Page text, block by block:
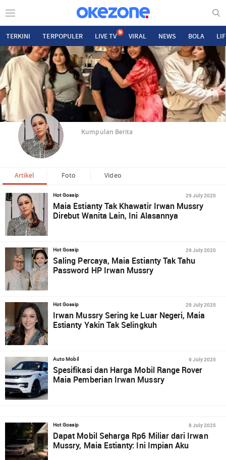
TERKINI TERPOPULER LIVE TV N VIRAL NEWS BOLA
Kumpulan Berita
Artikel Foto Video
Hot Gossip 29 July 2025
Maia Estianty Tak Khawatir Irwan Mussry
Direbut Wanita Lain, Ini Alasannya
Hot Gossip 29 July 2025
Saling Percaya, Maia Estianty Tak Tahu
Password HP Irwan Mussry
Hot Gossip 29 July 2025
Irwan Mussry Sering ke Luar Negeri, Maia
Estianty Yakin Tak Selingkuh
Auto Mobil 9 July 2025
Spesifikasi dan Harga Mobil Range Rover
Maia Pemberian Irwan Mussry
Hot Gossip 8 July 2025
Dapat Mobil Seharga Rp6 Miliar dari Irwan
Mussry, Maia Estianty: Ini Impian Aku